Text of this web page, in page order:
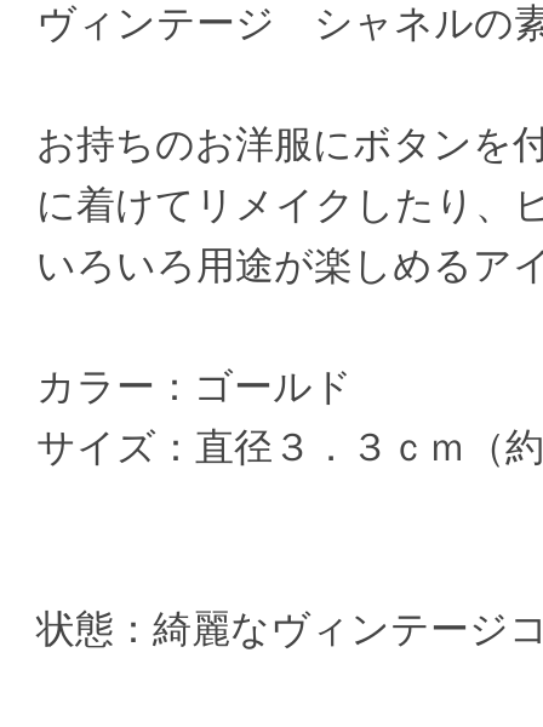
ヴィンテージ シャネルの
お持ちのお洋服にボタンを
に着けてリメイクしたり、
いろいろ用途が楽しめるア
カラー：ゴールド
サイズ：直径３．３ｃｍ（
状態：綺麗なヴィンテージ